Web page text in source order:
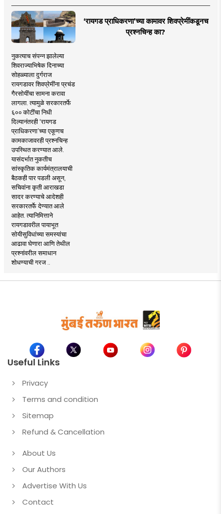
‘रायगड प्राधिकरणा’च्या कामावर शिवप्रेमींकडूनच
प्रश्नचिन्ह का?
नुकत्याच संपन्न झालेल्या
शिवराज्याभिषेक दिनाच्या
सोहळ्याला दुर्गराज
रायगडावर शिवप्रेमींना प्रचंड
गैरसोयींचा सामना करावा
लागला. त्यामुळे सरकारतर्फे
६०० कोटींचा निधी
दिल्यानंतरही ‘रायगड
प्राधिकरणा’च्या एकूणच
कामकाजावरही प्रश्नचिन्ह
उपस्थित करण्यात आले.
यासंदर्भात नुकतीच
सांस्कृतिक कार्यमंत्रालयाची
बैठकही पार पडली असून,
सचिवांना कृती आराखडा
सादर करण्याचे आदेशही
सरकारतर्फे देण्यात आले
आहेत. त्यानिमित्ताने
रायगडावरील पायाभूत
सोयीसुविधांच्या समस्यांचा
आढावा घेणारा आणि तेथील
प्रश्नांवरील समाधान
शोधण्याची गरज ..
Useful Links
Privacy
Terms and condition
Sitemap
Refund & Cancellation
About Us
Our Authors
Advertise With Us
Contact